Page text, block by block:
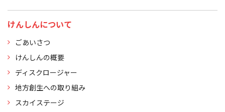
けんしんについて
ごあいさつ
けんしんの概要
ディスクロージャー
地方創生への取り組み
スカイステージ